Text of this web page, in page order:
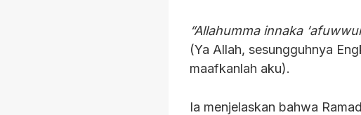
“Allahumma innaka
(Ya Allah, sesungguhnya
maafkanlah aku).
Ia menjelaskan bahwa